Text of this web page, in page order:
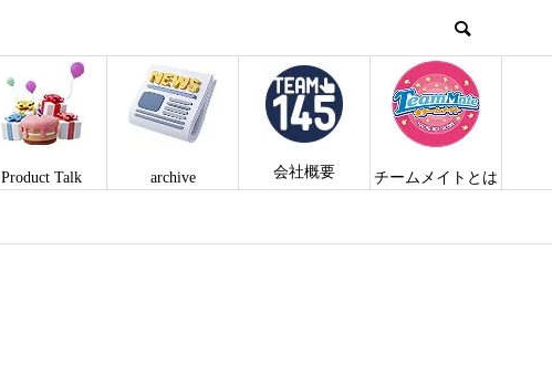
Product Talk archive 会社概要 チームメイトとは